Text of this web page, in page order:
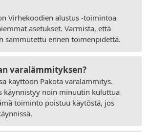
Virhekoodien alustus -toimintoa
asetukset. Varmista, että
sammutettu ennen toimenpidettä.
varalämmityksen?
käyttöön Pakota varalämmitys.
käynnistyy noin minuutin kuluttua
toiminto poistuu käytöstä, jos